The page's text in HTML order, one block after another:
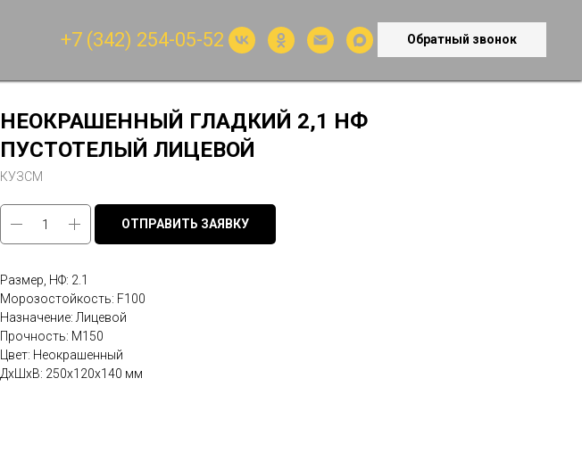
+7 (342) 254-05-52 Обратный звонок
НЕОКРАШЕННЫЙ ГЛАДКИЙ 2,1 НФ
ПУСТОТЕЛЫЙ ЛИЦЕВОЙ
КУЗСМ
ОТПРАВИТЬ ЗАЯВКУ
Размер, НФ: 2.1
Морозостойкость: F100
Назначение: Лицевой
Прочность: М150
Цвет: Неокрашенный
ДxШxВ: 250x120x140 мм